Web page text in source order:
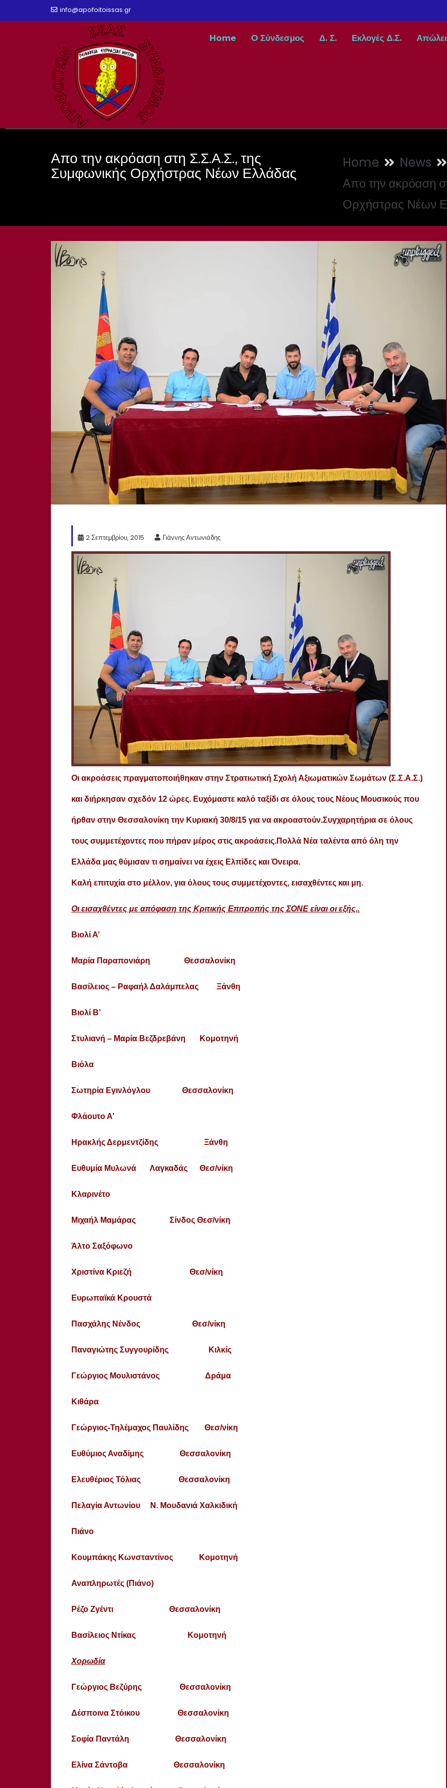
info@apofoitoissas.gr
Home O Σύνδεσμος Δ. Σ. Εκλογές Δ.Σ.
Απο την ακρόαση στη Σ.Σ.Α.Σ., της
Συμφωνικής Ορχήστρας Νέων Ελλάδας
Home News
Απο την ακρόαση
Ορχήστρας Νέων
2 Σεπτεμβρίου, 2015 Γιάννης Αντωνιάδης
Οι ακροάσεις πραγματοποιήθηκαν στην Στρατιωτική Σχολή Αξιωματικών Σωμάτων (Σ.Σ.Α.Σ.)
και διήρκησαν σχεδόν 12 ώρες. Ευχόμαστε καλό ταξίδι σε όλους τους Νέους Μουσικούς που
ήρθαν στην Θεσσαλονίκη την Κυριακή 30/8/15 για να ακροαστούν.Συγχαρητήρια σε όλους
τους συμμετέχοντες που πήραν μέρος στις ακροάσεις.Πολλά Νέα ταλέντα από όλη την
Ελλάδα μας θύμισαν τι σημαίνει να έχεις Ελπίδες και Όνειρα.
Καλή επιτυχία στο μέλλον, για όλους τους συμμετέχοντες, εισαχθέντες και μη.
Οι εισαχθέντες με απόφαση της Κριτικής Επιτροπής της ΣΟΝΕ είναι οι εξής..
Βιολί Α’
Μαρία Παραπονιάρη Θεσσαλονίκη
Βασίλειος – Ραφαήλ Δαλάμπελας Ξάνθη
Βιολί Β’
Στυλιανή – Μαρία Βεζδρεβάνη Κομοτηνή
Βιόλα
Σωτηρία Εγινλόγλου Θεσσαλονίκη
Φλάουτο Α’
Ηρακλής Δερμεντζίδης Ξάνθη
Ευθυμία Μυλωνά Λαγκαδάς Θεσ/νίκη
Κλαρινέτο
Μιχαήλ Μαμάρας Σίνδος Θεσ/νίκη
Άλτο Σαξόφωνο
Χριστίνα Κριεζή Θεσ/νίκη
Ευρωπαϊκά Κρουστά
Πασχάλης Νένδος Θεσ/νίκη
Παναγιώτης Συγγουρίδης Κιλκίς
Γεώργιος Μουλιστάνος Δράμα
Κιθάρα
Γεώργιος-Τηλέμαχος Παυλίδης Θεσ/νίκη
Ευθύμιος Αναδίμης Θεσσαλονίκη
Ελευθέριος Τόλιας Θεσσαλονίκη
Πελαγία Αντωνίου Ν. Μουδανιά Χαλκιδική
Πιάνο
Κουμπάκης Κωνσταντίνος Κομοτηνή
Αναπληρωτές (Πιάνο)
Ρέζο Ζγέντι Θεσσαλονίκη
Βασίλειος Ντίκας Κομοτηνή
Χορωδία
Γεώργιος Βεζύρης Θεσσαλονίκη
Δέσποινα Στόικου Θεσσαλονίκη
Σοφία Παντάλη Θεσσαλονίκη
Ελίνα Σάντοβα Θεσσαλονίκη